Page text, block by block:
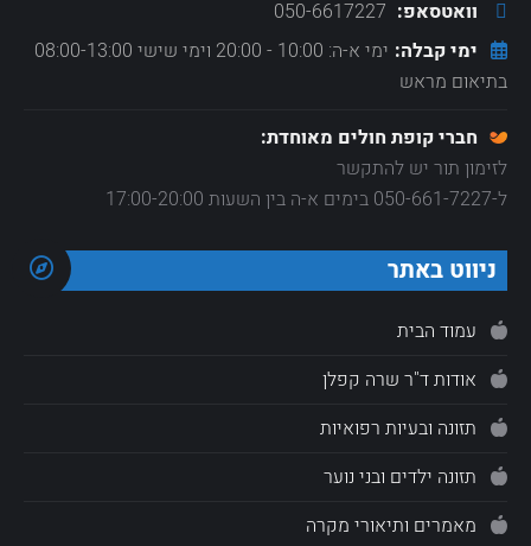
וואטסאפ:
ימי קבלה:
ימי א-ה: 10:00 - 20:00 וימי שישי 08:00-13:00
בתיאום מראש
חברי קופת חולים מאוחדת:
לזימון תור יש להתקשר
ל-050-661-7227 בימים א-ה בין השעות 17:00-20:00
ניווט באתר
עמוד הבית
אודות ד"ר שרה קפלן
תזונה ובעיות רפואיות
תזונה ילדים ובני נוער
מאמרים ותיאורי מקרה